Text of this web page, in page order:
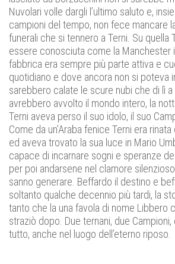
Nuvolari volle dargli l’ultimo saluto e,
campioni del tempo, non fece mancare
funerali che si tennero a Terni. Su quella
essere conosciuta come la Manchester
fabbrica era sempre più parte attiva e
quotidiano e dove ancora non si poteva
sarebbero calate le scure nubi che di lì a
avrebbero avvolto il mondo intero, la
Terni aveva perso il suo idolo, il suo
Come da un’Araba fenice Terni era
ed aveva trovato la sua luce in Mario
capace di incarnare sogni e speranze
per poi andarsene nel clamore
sanno generare. Beffardo il destino e
soltanto qualche decennio più tardi, la
tanto che la una favola di nome Libbero
straziò dopo. Due ternani, due Campioni,
tutto, anche nel luogo dell’eterno riposo.